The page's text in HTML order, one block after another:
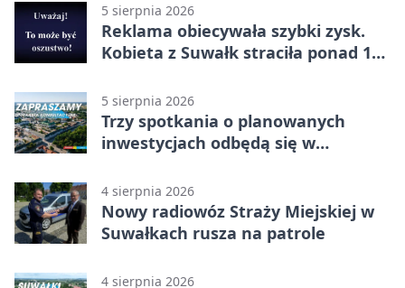
5 sierpnia 2026
Reklama obiecywała szybki zysk.
Kobieta z Suwałk straciła ponad 190
5 sierpnia 2026
Trzy spotkania o planowanych
inwestycjach odbędą się w
4 sierpnia 2026
Nowy radiowóz Straży Miejskiej w
Suwałkach rusza na patrole
4 sierpnia 2026